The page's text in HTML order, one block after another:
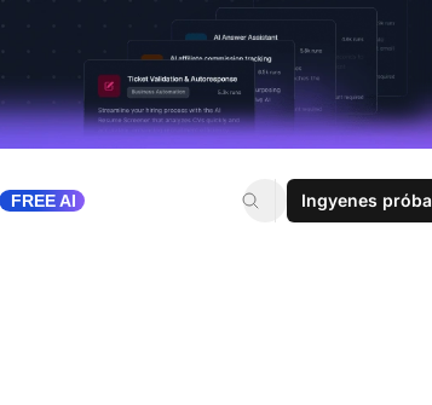
FREE AI Ingyenes próba